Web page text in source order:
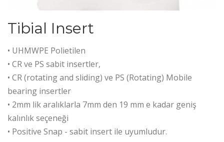
Tibial Insert
• UHMWPE Polietilen
• CR ve PS sabit insertler,
• CR (rotating and sliding) ve PS (Rotating) Mobile
bearing insertler
• 2mm lik aralıklarla 7mm den 19 mm e kadar geniş
kalınlık seçeneği
• Positive Snap - sabit insert ile uyumludur.